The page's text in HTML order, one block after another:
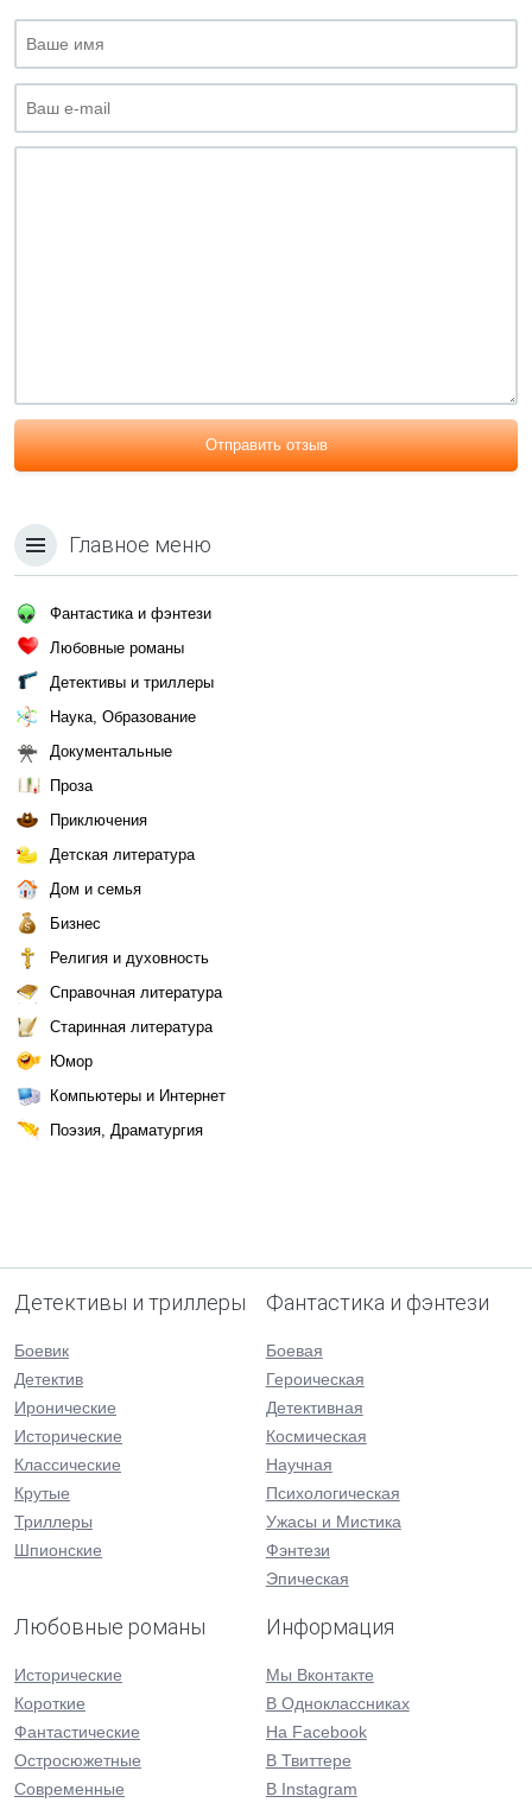
Отправить отзыв
Главное меню
Фантастика и фэнтези
Любовные романы
Детективы и триллеры
Наука, Образование
Документальные
Проза
Приключения
Детская литература
Дом и семья
Бизнес
Религия и духовность
Справочная литература
Старинная литература
Юмор
Компьютеры и Интернет
Поэзия, Драматургия
Детективы и триллеры
Боевик
Детектив
Иронические
Исторические
Классические
Крутые
Триллеры
Шпионские
Фантастика и фэнтези
Боевая
Героическая
Детективная
Космическая
Научная
Психологическая
Ужасы и Мистика
Фэнтези
Эпическая
Любовные романы
Исторические
Короткие
Фантастические
Остросюжетные
Современные
Информация
Мы Вконтакте
В Одноклассниках
На Facebook
В Твиттере
В Instagram